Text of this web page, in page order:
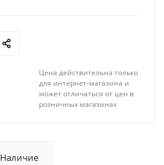
Цена действительна только
для интернет-магазина и
может отличаться от цен в
розничных магазинах
Наличие